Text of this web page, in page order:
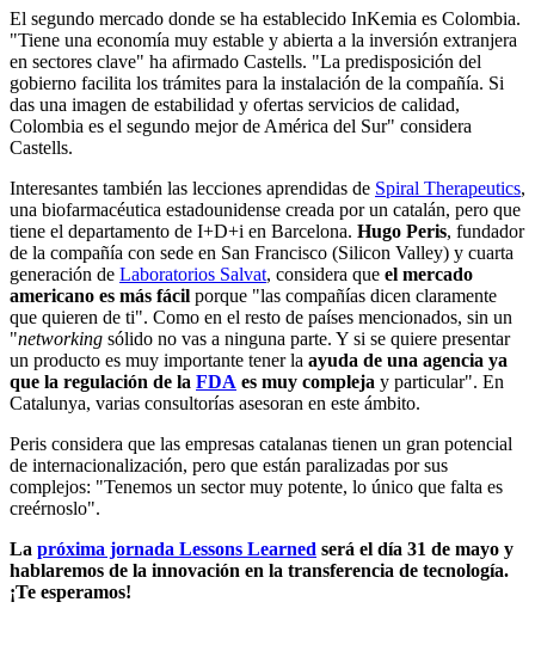
El segundo mercado donde se ha establecido InKemia es Colombia.
"Tiene una economía muy estable y abierta a la inversión extranjera
en sectores clave" ha afirmado Castells. "La predisposición del
gobierno facilita los trámites para la instalación de la compañía. Si
das una imagen de estabilidad y ofertas servicios de calidad,
Colombia es el segundo mejor de América del Sur" considera
Castells.
Interesantes también las lecciones aprendidas de Spiral Therapeutics,
una biofarmacéutica estadounidense creada por un catalán, pero que
tiene el departamento de I+D+i en Barcelona. Hugo Peris, fundador
de la compañía con sede en San Francisco (Silicon Valley) y cuarta
generación de Laboratorios Salvat, considera que el mercado
americano es más fácil porque "las compañías dicen claramente
que quieren de ti". Como en el resto de países mencionados, sin un
"networking sólido no vas a ninguna parte. Y si se quiere presentar
un producto es muy importante tener la ayuda de una agencia ya
que la regulación de la FDA es muy compleja y particular". En
Catalunya, varias consultorías asesoran en este ámbito.
Peris considera que las empresas catalanas tienen un gran potencial
de internacionalización, pero que están paralizadas por sus
complejos: "Tenemos un sector muy potente, lo único que falta es
creérnoslo".
La próxima jornada Lessons Learned será el día 31 de mayo y
hablaremos de la innovación en la transferencia de tecnología.
¡Te esperamos!